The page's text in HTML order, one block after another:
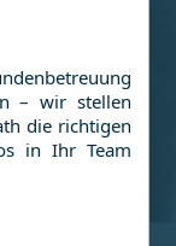
– wir stellen
die richtigen
in Ihr Team